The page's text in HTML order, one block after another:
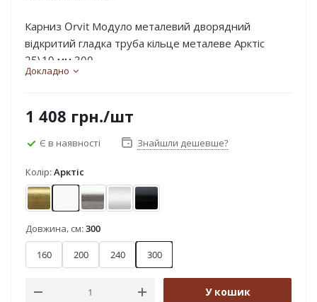
Карниз Orvit Модуло металевий дворядний
відкритий гладка труба кільце металеве Арктіс
25\19 мм 300...
Докладно
1 408 грн./шт
Є в наявності Знайшли дешевше?
Колір:Арктіс
Антик АрктісНержавіюча сталь
Сатин Чорний оксамит
Довжина, см:300
160 200 240 300
У кошик